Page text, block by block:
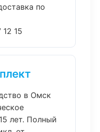
по
15
в Омск
лет. Полный